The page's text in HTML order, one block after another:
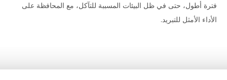
أطول، حتى في ظل البيئات المسببة للتآكل، مع المحافظة على
الأمثل للتبريد.